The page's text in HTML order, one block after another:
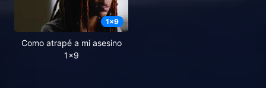
1x9
Como atrapé a mi asesino
1x9